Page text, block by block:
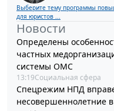
Выберите тему программы
для юристов ...
Новости
Определены
частных
системы ОМС
13:19Социальная сфера
Спецрежим НПД
несовершеннолетние в